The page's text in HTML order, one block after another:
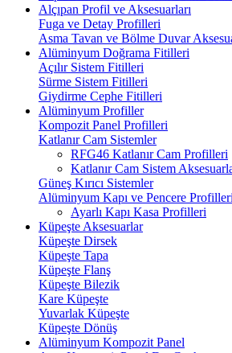
Alçıpan Profil ve Aksesuarları
Fuga ve Detay Profilleri
Asma Tavan ve Bölme Duvar
Alüminyum Doğrama Fitilleri
Açılır Sistem Fitilleri
Sürme Sistem Fitilleri
Giydirme Cephe Fitilleri
Alüminyum Profiller
Kompozit Panel Profilleri
Katlanır Cam Sistemler
RFG46 Katlanır Cam Profilleri
Katlanır Cam Sistem
Güneş Kırıcı Sistemler
Alüminyum Kapı ve Pencere Profilleri
Ayarlı Kapı Kasa Profilleri
Küpeşte Aksesuarlar
Küpeşte Dirsek
Küpeşte Tapa
Küpeşte Flanş
Küpeşte Bilezik
Kare Küpeşte
Yuvarlak Küpeşte
Küpeşte Dönüş
Alüminyum Kompozit Panel